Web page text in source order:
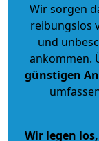
Wir sorgen
reibungslos
und
ankommen.
günstigen
Wir legen